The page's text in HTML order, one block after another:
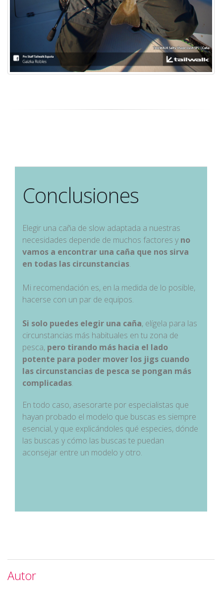
Conclusiones
Elegir una caña de slow adaptada a nuestras
necesidades depende de muchos factores y no
vamos a encontrar una caña que nos sirva
en todas las circunstancias.
Mi recomendación es, en la medida de lo posible,
hacerse con un par de equipos.
Si solo puedes elegir una caña, elígela para las
circunstancias más habituales en tu zona de
pesca, pero tirando más hacia el lado
potente para poder mover los jigs cuando
las circunstancias de pesca se pongan más
complicadas.
En todo caso, asesorarte por especialistas que
hayan probado el modelo que buscas es siempre
esencial, y que explicándoles qué especies, dónde
las buscas y cómo las buscas te puedan
aconsejar entre un modelo y otro.
Autor